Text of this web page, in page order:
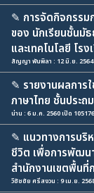
✎ การจัดกิจกรรม
ของ นักเรียนชั้นมั
และเทคโนโลยี โร
สัญญา พันพิลา : 12 มิ.ย. 2564
✎ รายงานผลการ
ภาษาไทย ชั้นประถ
น่าน : 6 ม.ค. 2560 เปิด
✎ แนวทางการบริ
ชีวิต เพื่อการพัฒน
สำนักงานเขตพื้นที่
วิชัชชัย ศรีสงวน : 9 เม.ย.